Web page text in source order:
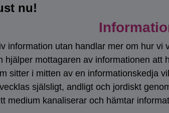
nu!
information utan handlar mer om hur
hjälper mottagaren av informationen
sitter i mitten av en informationskedja
själsligt, andligt och jordiskt
medium kanaliserar och hämtar